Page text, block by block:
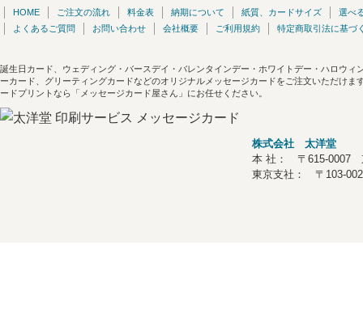
HOME ご注文の流れ 料金表 納期について 紙質、カードサイズ
選べ
よくあるご質問
お問い合わせ 会社概要 ご利用規約 特定商取引法に基づ
誕生日カード、ウェディング・バースデイ・バレンタインデー・ホワイトデー・ハロウ
ーカード、グリーティングカードなどのオリジナルメッセージカードをご注文いただけ
ードプリントなら「メッセージカード屋さん」にお任せください。
株式会社 太洋堂
本 社： 〒615-0007
東京支社： 〒103-